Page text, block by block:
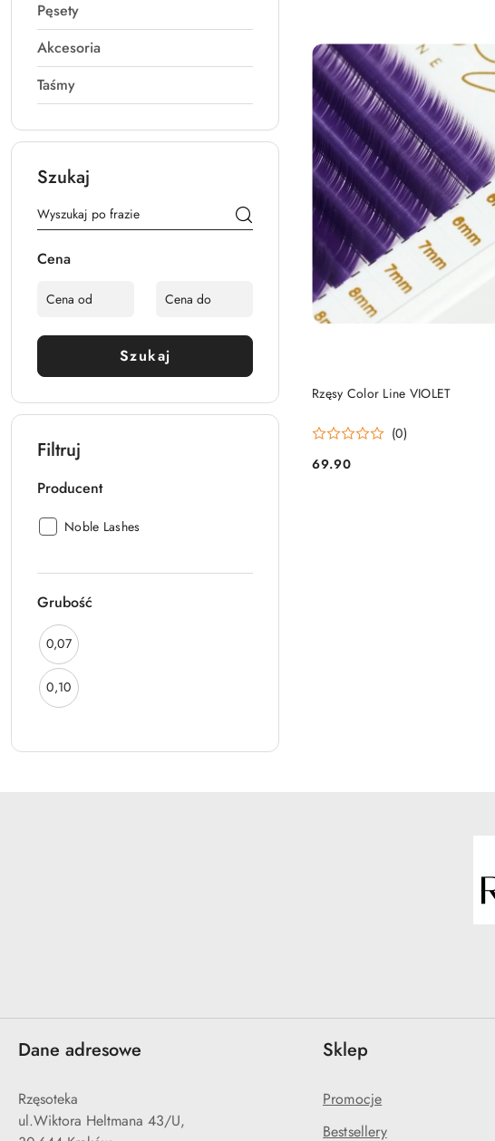
Pęsety
Akcesoria
Taśmy
Szukaj
Cena
Szukaj
Filtruj
Producent
Producent:
Noble Lashes
Grubość
Grubość:
0,07
Grubość:
0,10
Rzęsy Color Line VIOLET
(0)
Cena:
69.90
DO KOSZYKA
Dane adresowe
Rzęsoteka
ul.Wiktora Heltmana 43/U,
Sklep
Promocje
Bestsellery